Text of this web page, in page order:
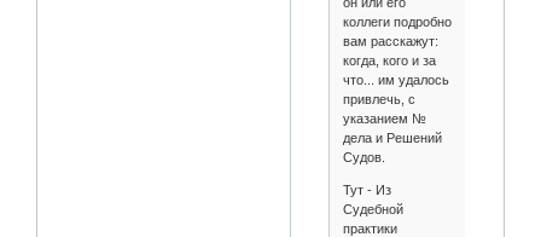
коллеги подробно
вам расскажут:
когда, кого и за
что... им удалось
привлечь, с
указанием №
дела и Решений
Судов.
Тут - Из
Судебной
практики